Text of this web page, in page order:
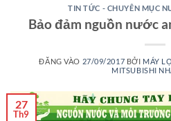
TIN TỨC - CHUYÊN MỤC
Bảo đảm nguồn nước
ĐĂNG VÀO 27/09/2017 BỞI MÁY
MITSUBISHI
27
Th9